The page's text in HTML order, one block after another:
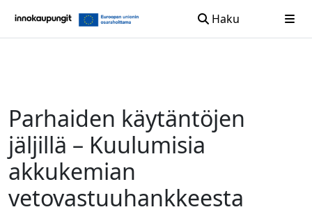
Haku
Parhaiden käytäntöjen
jäljillä – Kuulumisia
akkukemian
vetovastuuhankkeesta